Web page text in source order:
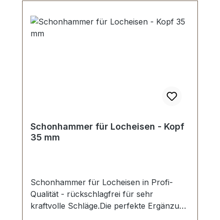
Schonhammer für Locheisen - Kopf
35 mm
Schonhammer für Locheisen in Profi-
Qualität - rückschlagfrei für sehr
kraftvolle Schläge.Die perfekte Ergänzung